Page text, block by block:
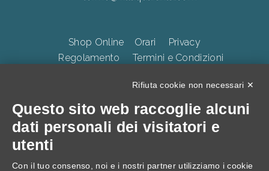
Shop Online Orari
Privacy
Regolamento
Termini e Condizioni
TERME DELLA VALPOLICELLA Villa Quaranta Park Srl.
p.iva 01283500237, Via Ospedaletto 57, Ospedaletto di
Rifiuta cookie non necessari ✕
Questo sito web raccoglie alcuni
dati personali dei visitatori e
utenti
Con il tuo consenso, noi e i nostri partner utilizziamo i cookie